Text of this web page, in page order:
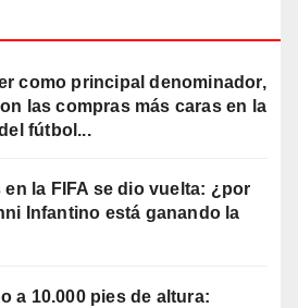
como principal denominador,
las compras más caras en la
fútbol...
en la FIFA se dio vuelta: ¿por
Infantino está ganando la
a 10.000 pies de altura: